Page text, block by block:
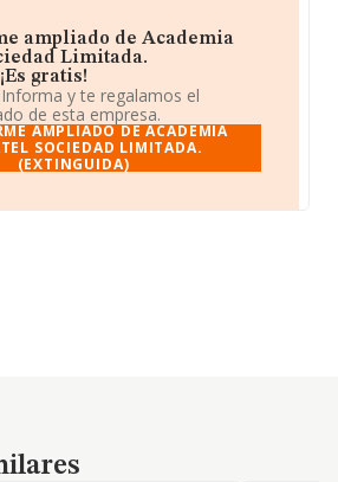
ampliado de Academia
Limitada.
gratis!
y te regalamos el
de esta empresa.
AMPLIADO DE ACADEMIA
SOCIEDAD LIMITADA.
(EXTINGUIDA)